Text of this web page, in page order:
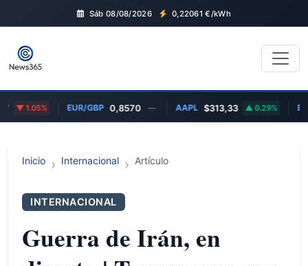
Sáb 08/08/2026 0,22061 €/kWh
1.05% EUR/GBP 0,8570 — AAPL $313,33 0.29% BTC
Inicio Internacional Artículo
INTERNACIONAL
Guerra de Irán, en